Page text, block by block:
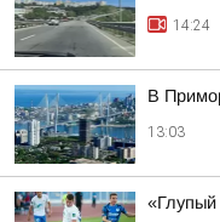
14:24
В
13:03